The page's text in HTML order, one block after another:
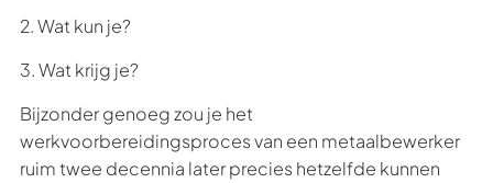
2. Wat kun je?
3. Wat krijg je?
Bijzonder genoeg zou je het
werkvoorbereidingsproces van een metaalbewerker
ruim twee decennia later precies hetzelfde kunnen